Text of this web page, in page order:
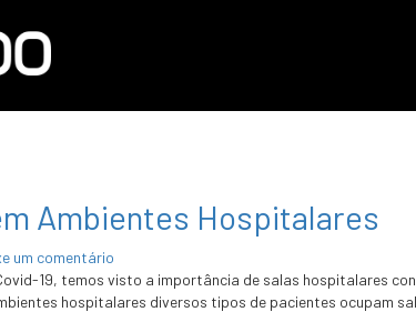
Ambientes Hospitalares
um comentário
19, temos visto a importância de salas hospitalares
hospitalares diversos tipos de pacientes ocupam